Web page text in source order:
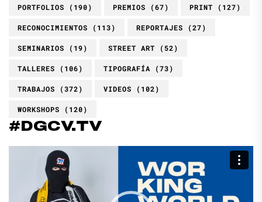
PORTFOLIOS (190) PREMIOS (67) PRINT (127)
RECONOCIMIENTOS (113) REPORTAJES (27)
SEMINARIOS (19) STREET ART (52)
TALLERES (106) TIPOGRAFÍA (73)
TRABAJOS (372) VIDEOS (102)
WORKSHOPS (120)
#DGCV.TV
Reproductor